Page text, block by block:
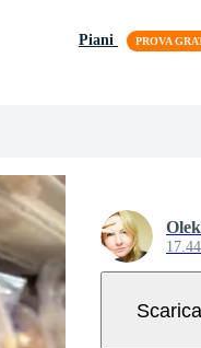
Piani